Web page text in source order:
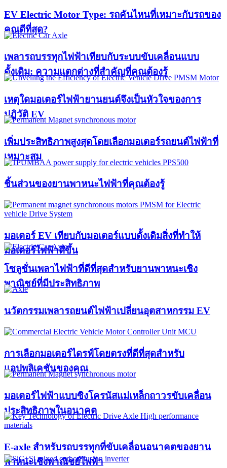
EV Electric Motor Type: รถคันไหนที่เหมาะกับรถของ
คุณดีที่สุด?
เพลารถบรรทุกไฟฟ้าเทียบกับระบบขับเคลื่อนแบบ
ดั้งเดิม: ความแตกต่างที่สำคัญที่คุณต้องรู้
เหตุใดมอเตอร์ไฟฟ้ายานยนต์จึงเป็นหัวใจของการ
ปฏิวัติ EV
เพิ่มประสิทธิภาพสูงสุดโดยเลือกมอเตอร์รถยนต์ไฟฟ้าที่
เหมาะสม
ชิ้นส่วนของยานพาหนะไฟฟ้าที่คุณต้องรู้
มอเตอร์ EV เทียบกับมอเตอร์แบบดั้งเดิมสิ่งที่ทำให้
มอเตอร์ไฟฟ้าดีขึ้น
โซลูชั่นเพลาไฟฟ้าที่ดีที่สุดสำหรับยานพาหนะเชิง
พาณิชย์ที่มีประสิทธิภาพ
นวัตกรรมเพลารถยนต์ไฟฟ้าเปลี่ยนอุตสาหกรรม EV
การเลือกมอเตอร์ไดรฟ์โดยตรงที่ดีที่สุดสำหรับ
แอปพลิเคชันของคุณ
มอเตอร์ไฟฟ้าแบบซิงโครนัสแม่เหล็กถาวรขับเคลื่อน
ประสิทธิภาพในอนาคต
E-axle สำหรับรถบรรทุกที่ขับเคลื่อนอนาคตของยาน
พาหนะเชิงพาณิชย์ไฟฟ้า